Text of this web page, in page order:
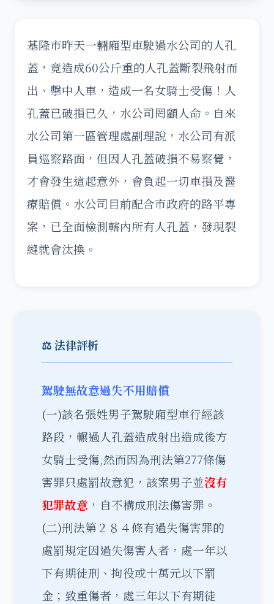
基隆市昨天一輛廂型車駛過水公司的人孔
蓋，竟造成60公斤重的人孔蓋斷裂飛射而
出、擊中人車，造成一名女騎士受傷！人
孔蓋已破損已久，水公司罔顧人命。自來
水公司第一區管理處副理說，水公司有派
員巡察路面，但因人孔蓋破損不易察覺，
才會發生這起意外，會負起一切車損及醫
療賠償。水公司目前配合市政府的路平專
案，已全面檢測轄內所有人孔蓋，發現裂
縫就會汰換。
⚖️ 法律評析
駕駛無故意過失不用賠償
(一)該名張姓男子駕駛廂型車行經該
路段，輾過人孔蓋造成射出造成後方
女騎士受傷,然而因為刑法第277條傷
害罪只處罰故意犯，該案男子並沒有
犯罪故意 ，自不構成刑法傷害罪。
(二)刑法第２８４條有過失傷害罪的
處罰規定因過失傷害人者，處一年以
下有期徒刑、拘役或十萬元以下罰
金；致重傷者，處三年以下有期徒